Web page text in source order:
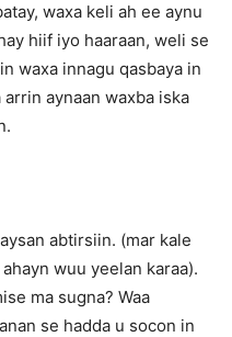
waxa keli ah ee aynu
hiif iyo haaraan, weli se
waxa innagu qasbaya in
aynaan waxba iska
abtirsiin. (mar kale
wuu yeelan karaa).
ma sugna? Waa
se hadda u socon in